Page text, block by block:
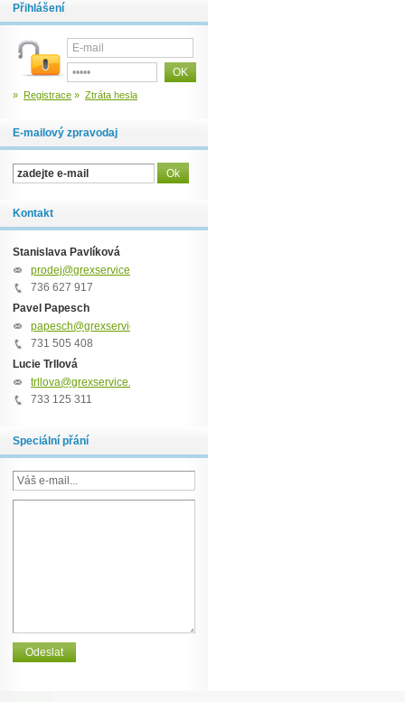
Přihlášení
» Registrace » Ztráta hesla
E-mailový zpravodaj
Kontakt
Stanislava Pavlíková
prodej@grexservice.cz
736 627 917
Pavel Papesch
papesch@grexservice.cz
731 505 408
Lucie Trllová
trllova@grexservice.cz
733 125 311
Speciální přání